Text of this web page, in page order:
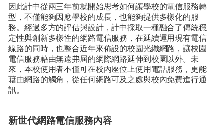
們
出
版
刊
物
校
務
服
專
因此計中從兩三年前就開始思考如何讓學校的電信服務轉
型，不僅能夠因應學校的成長，也能夠提供多樣化的服
務。經過多方的評估與設計，計中採取一種融合了傳統穩
定性與創新多樣性的網路電信服務，在延續運用現有電信
線路的同時，也整合近年來佈設的校園光纖網路，讓校園
電信服務藉由無遠弗屆的網際網路延伸到校園以外。未
來，本校使用者不僅可在校內座位上使用電話服務，更能
藉由網路的觸角，從任何網路可及之處與校內免費進行通
訊。
新世代網路電信服務內容